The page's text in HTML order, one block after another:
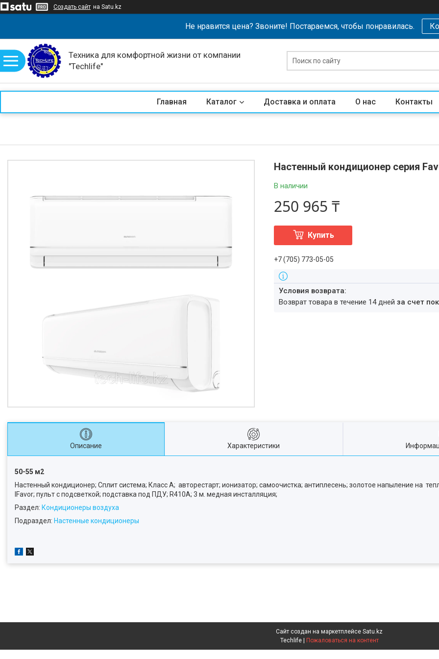
Создать сайт на Satu.kz
Не нравится цена? Звоните! Постараемся, чтобы понравилась.
Техника для комфортной жизни от компании
"Techlife"
Главная Каталог Доставка и оплата О нас Контакты
Настенный кондиционер серия
В наличии
250 965 ₸
Купить
+7 (705) 773-05-05
возврат товара в течение 14 днейза счет
Описание Характеристики
50-55 м2
Настенный кондиционер; Сплит система; Класс А; авторестарт; ионизатор; самоочистка; антиплесень; золотое напыление на
IFavor; пульт с подсветкой; подставка под ПДУ; R410A; 3 м. медная инсталляция;
Раздел: Кондиционеры воздуха
Подраздел: Настенные кондиционеры
Сайт создан на маркетплейсе Satu.kz
Пожаловаться на контент